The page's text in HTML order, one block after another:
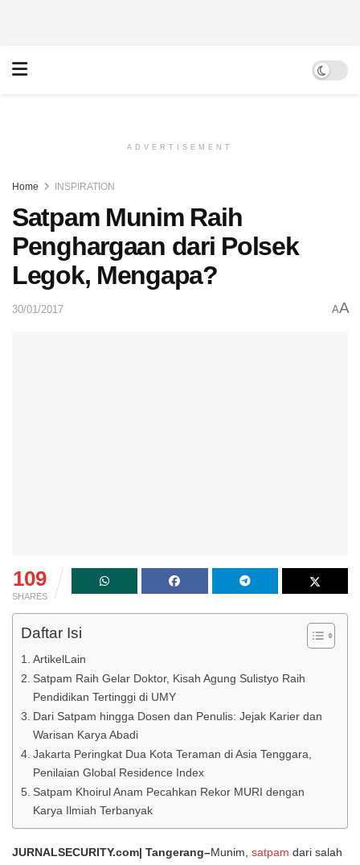
ADVERTISEMENT
Home INSPIRATION
Satpam Munim Raih
Penghargaan dari Polsek
Legok, Mengapa?
30/01/2017 AA
109
SHARES
Daftar Isi
ArtikelLain
Satpam Raih Gelar Doktor, Kisah Agung Sulistyo Raih
Pendidikan Tertinggi di UMY
Dari Satpam hingga Dosen dan Penulis: Jejak Karier dan
Warisan Karya Abadi
Jakarta Peringkat Dua Kota Teraman di Asia Tenggara,
Penilaian Global Residence Index
Satpam Khoirul Anam Pecahkan Rekor MURI dengan
Karya Ilmiah Terbanyak
JURNALSECURITY.com| Tangerang–Munim, satpam dari salah